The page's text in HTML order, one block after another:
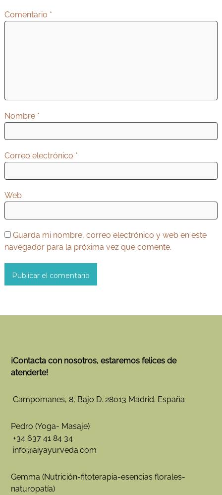
c
i
e
n
t
r
a
s
Comentario *
Nombre *
Correo electrónico *
Web
Guarda mi nombre, correo electrónico y web en este
navegador para la próxima vez que comente.
¡Contacta con nosotros, estaremos felices de
atenderte!
Campomanes, 8, Bajo D. 28013 Madrid. España
Pedro (Yoga- Masaje)
+34 637 41 84 34
info@aiyayurveda.com
Gemma (Nutrición-fitoterapia-esencias florales-
naturopatía)